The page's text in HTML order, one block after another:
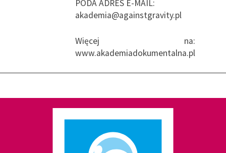
PODA ADRES E-MAIL:
akademia@againstgravity.pl
Więcej na:
www.akademiadokumentalna.pl